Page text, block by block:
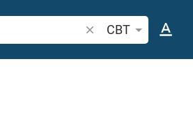
Търсете стих или
CBT